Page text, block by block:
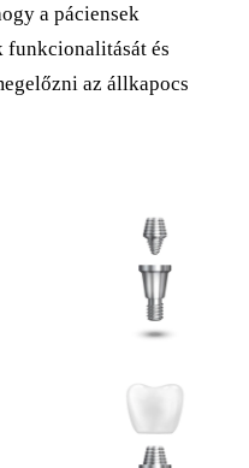
a páciensek
funkcionalitását és
az állkapocs